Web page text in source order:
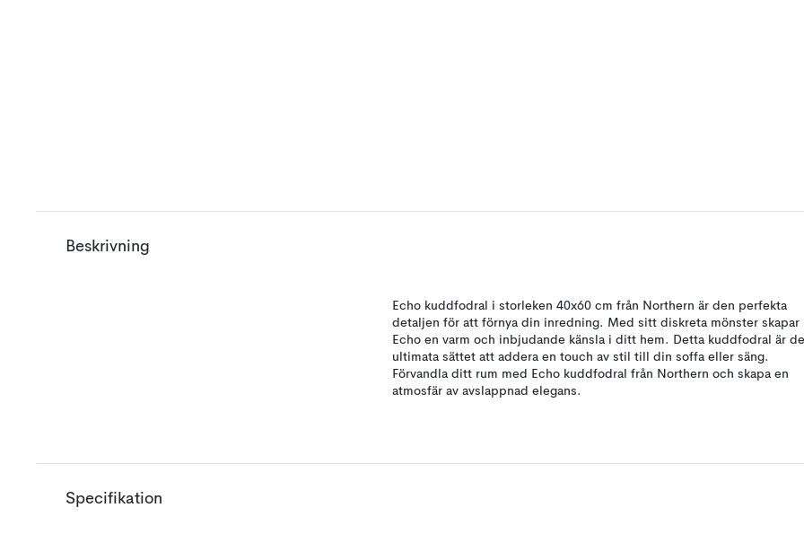
Beskrivning
Echo kuddfodral i storleken 40x60 cm från Northern är den perfekta
detaljen för att förnya din inredning. Med sitt diskreta mönster skapar
Echo en varm och inbjudande känsla i ditt hem. Detta kuddfodral är
ultimata sättet att addera en touch av stil till din soffa eller säng.
Förvandla ditt rum med Echo kuddfodral från Northern och skapa en
atmosfär av avslappnad elegans.
Specifikation